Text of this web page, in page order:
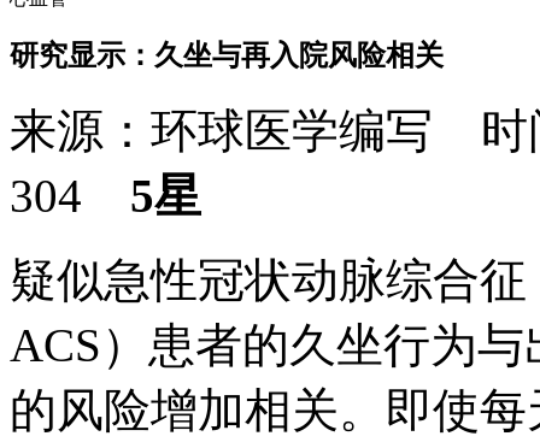
研究显示：久坐与再入院风险相关
来源：环球医学编写 时
304 5星
疑似急性冠状动脉综合征
ACS）患者的久坐行为
的风险增加相关。即使